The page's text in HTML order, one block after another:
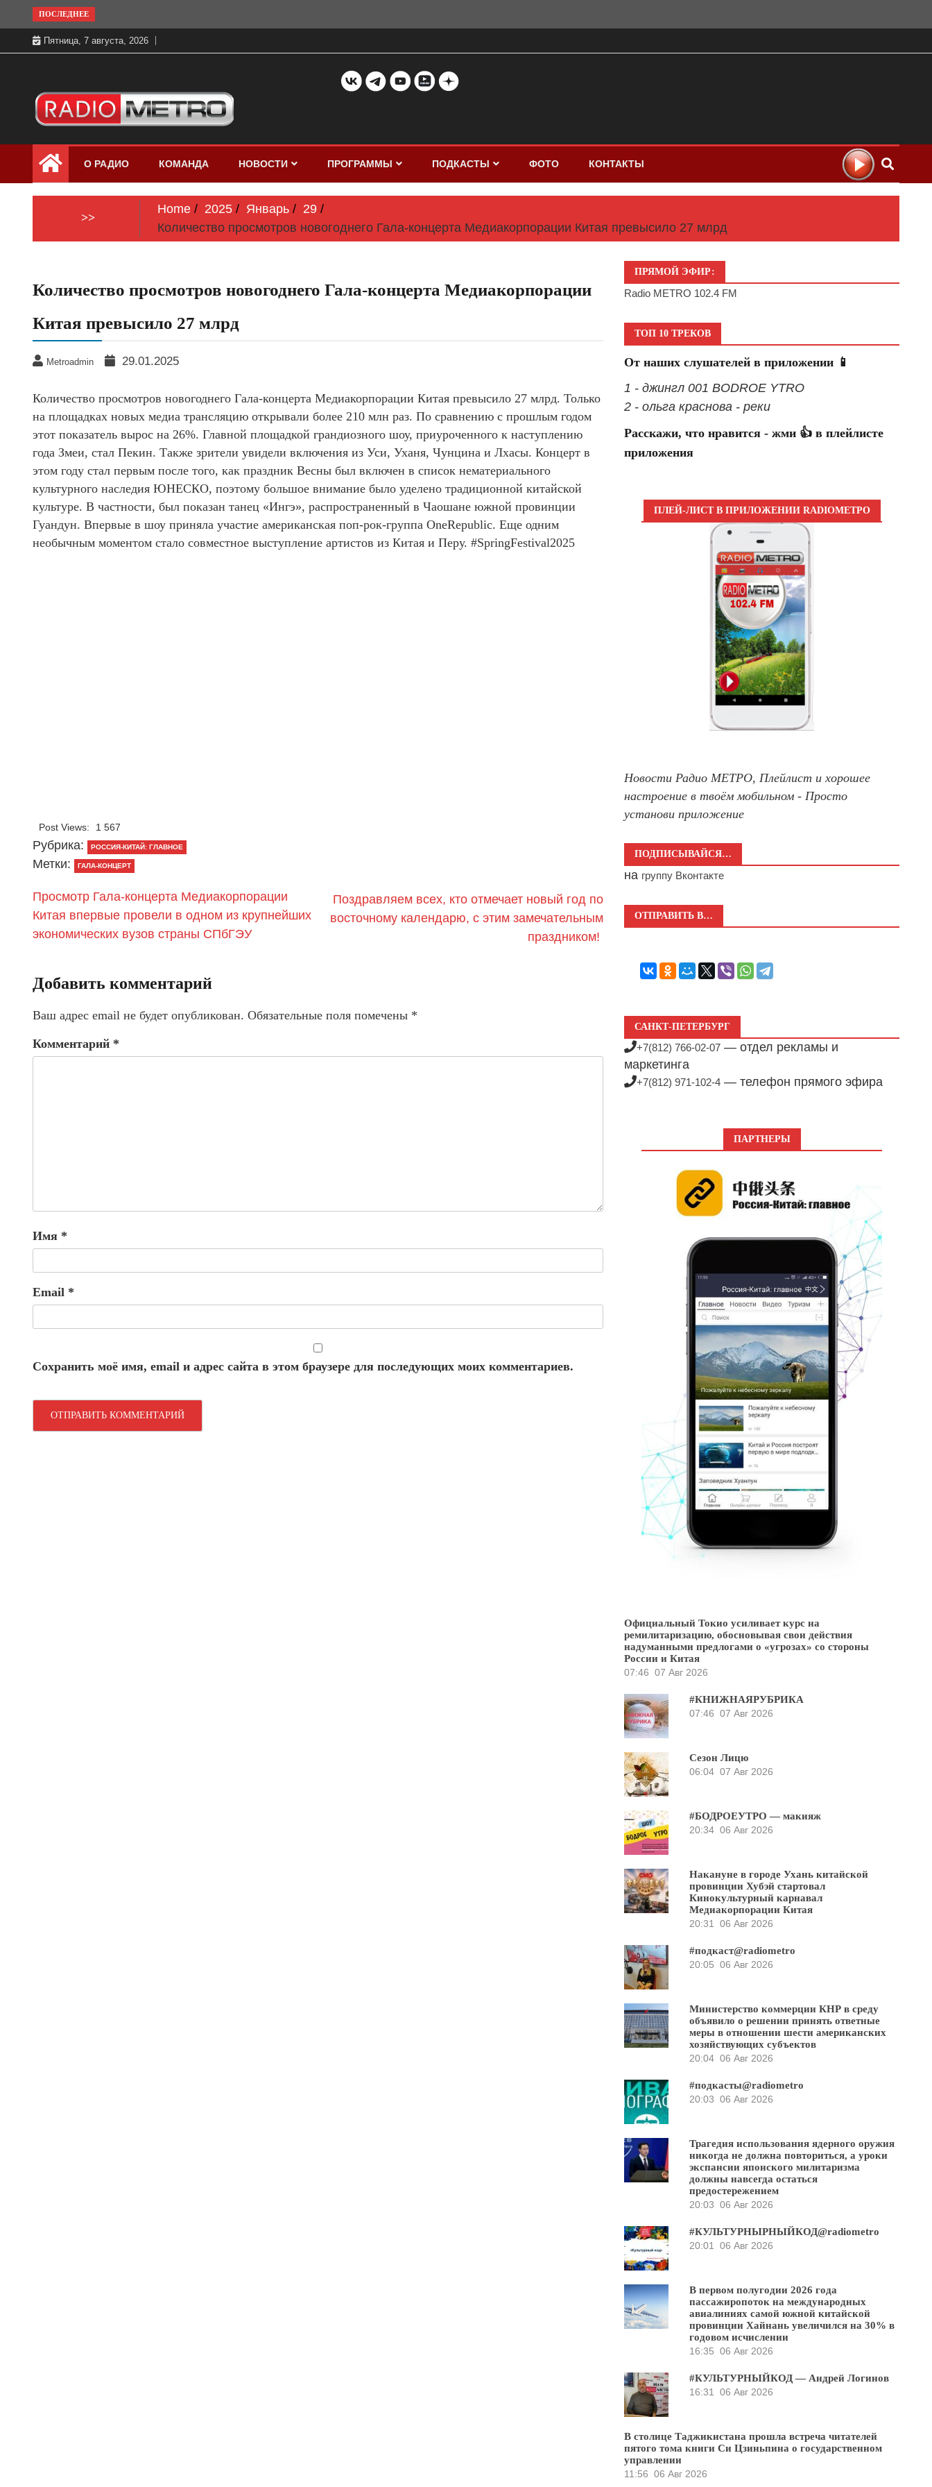
to
content
ПОСЛЕДНЕЕ
Пятница, 7 августа, 2026
Радио МЕТРО
бесплатно в хорошем качестве Санкт-
Петербург и Россия
О РАДИО КОМАНДА НОВОСТИ ПРОГРАММЫ ПОДКАСТЫ ФОТО КОНТАКТЫ
>>
Home 2025 Январь
29
Количество просмотров новогоднего Гала-концерта Медиакорпорации Китая превысило 27 млрд
Количество просмотров новогоднего Гала-концерта Медиакорпорации
Китая превысило 27 млрд
Metroadmin 29.01.2025
Количество просмотров новогоднего Гала-концерта Медиакорпорации Китая превысило 27 млрд. Только
на площадках новых медиа трансляцию открывали более 210 млн раз. По сравнению с прошлым годом
этот показатель вырос на 26%. Главной площадкой грандиозного шоу, приуроченного к наступлению
года Змеи, стал Пекин. Также зрители увидели включения из Уси, Уханя, Чунцина и Лхасы. Концерт в
этом году стал первым после того, как праздник Весны был включен в список нематериального
культурного наследия ЮНЕСКО, поэтому большое внимание было уделено традиционной китайской
культуре. В частности, был показан танец «Ингэ», распространенный в Чаошане южной провинции
Гуандун. Впервые в шоу приняла участие американская поп-рок-группа OneRepublic. Еще одним
необычным моментом стало совместное выступление артистов из Китая и Перу. #SpringFestival2025
Post Views: 1 567
Рубрика: РОССИЯ-КИТАЙ: ГЛАВНОЕ
Метки: ГАЛА-КОНЦЕРТ
Просмотр Гала-концерта Медиакорпорации
Китая впервые провели в одном из крупнейших
экономических вузов страны СПбГЭУ
Поздравляем всех, кто отмечает новый год по
восточному календарю, с этим замечательным
праздником!
Добавить комментарий
Ваш адрес email не будет опубликован. Обязательные поля помечены *
Комментарий *
Имя *
Email *
Сохранить моё имя, email и адрес сайта в этом браузере для последующих моих комментариев.
ПРЯМОЙ ЭФИР:
Radio METRO 102.4 FM
ТОП 10 ТРЕКОВ
От наших слушателей в приложении 📱
1 - джингл 001 BODROE YTRO
2 - ольга краснова - реки
Расскажи, что нравится - жми 👍 в плейлисте
приложения
ПЛЕЙ-ЛИСТ В ПРИЛОЖЕНИИ RADIOМЕТРО
Новости Радио МЕТРО, Плейлист и хорошее
настроение в твоём мобильном - Просто
установи приложение
ПОДПИСЫВАЙСЯ…
на группу Вконтакте
ОТПРАВИТЬ В…
САНКТ-ПЕТЕРБУРГ
+7(812) 766-02-07 — отдел рекламы и
маркетинга
+7(812) 971-102-4 — телефон прямого эфира
ПАРТНЕРЫ
Официальный Токио усиливает курс на
ремилитаризацию, обосновывая свои действия
надуманными предлогами о «угрозах» со стороны
России и Китая
07:46 07 Авг 2026
#КНИЖНАЯРУБРИКА
07:46 07 Авг 2026
Сезон Лицю
06:04 07 Авг 2026
#БОДРОЕУТРО — макияж
20:34 06 Авг 2026
Накануне в городе Ухань китайской
провинции Хубэй стартовал
Кинокультурный карнавал
Медиакорпорации Китая
20:31
06 Авг 2026
#подкаст@radiometro
20:05 06 Авг 2026
Министерство коммерции КНР в среду
объявило о решении принять ответные
меры в отношении шести американских
хозяйствующих субъектов
20:04 06 Авг 2026
#подкасты@radiometro
20:03 06 Авг 2026
Трагедия использования ядерного оружия
никогда не должна повториться, а уроки
экспансии японского милитаризма
должны навсегда остаться
предостережением
20:03 06 Авг 2026
#КУЛЬТУРНЫРНЫЙКОД@radiometro
20:01
06 Авг 2026
В первом полугодии 2026 года
пассажиропоток на международных
авиалиниях самой южной китайской
провинции Хайнань увеличился на 30% в
годовом исчислении
16:35 06 Авг 2026
#КУЛЬТУРНЫЙКОД — Андрей Логинов
16:31
06 Авг 2026
В столице Таджикистана прошла встреча читателей
пятого тома книги Си Цзиньпина о государственном
управлении
11:56 06 Авг 2026